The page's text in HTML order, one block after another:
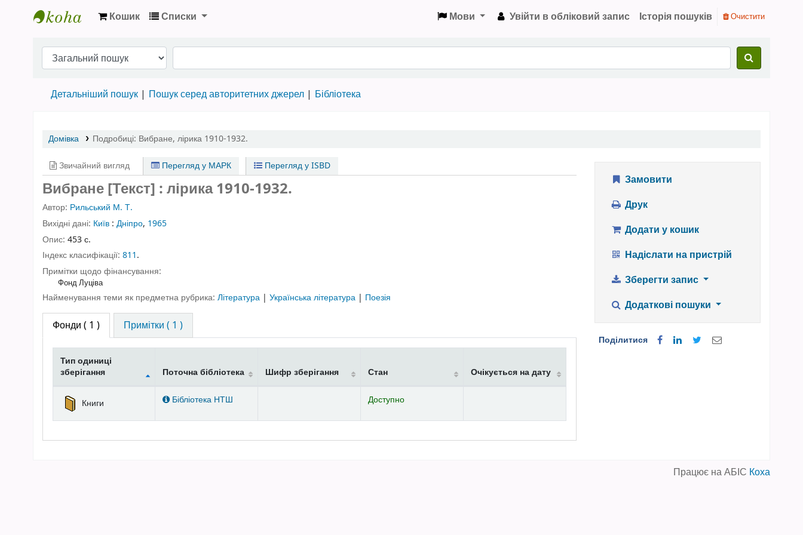
Кошик Списки Мови Увійти в обліковий запис Історія пошуків Очистити
Детальніший пошук Пошук серед авторитетних джерел Бібліотека
Домівка Подробиці: Вибране, лірика 1910-1932.
Звичайний вигляд Перегляд у МАРК Перегляд у ISBD
Вибране [Текст] : лірика 1910-1932.
Автор: Рильський М. Т.
Вихідні дані: Київ : Дніпро, 1965
Опис: 453 с.
Індекс класифікації: 811.
Примітки щодо фінансування:
Фонд Луціва
Найменування теми як предметна рубрика: Література | Українська література | Поезія
Фонди ( 1 ) Примітки ( 1 )
Фонди
Тип одиниці
зберігання
Поточна бібліотека Шифр зберігання Стан Очікується на дату
Книги Бібліотека НТШ Доступно
Замовити
Друк
Додати у кошик
Надіслати на пристрій
Зберегти запис
Додаткові пошуки
Поділитися
Працює на АБІС Коха